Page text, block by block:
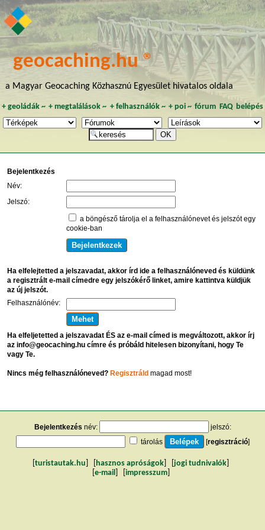
geocaching.hu ®
a Magyar Geocaching Közhasznú Egyesület hivatalos oldala
+ geoládák~ +megtalálások ~ + felhasználók~ + poi~ fórum FAQ belépés
Bejelentkezés
Név:
Jelszó:
a böngésző tárolja el a felhasználónevet és jelszót egy
cookie-ban
Ha elfelejtetted a jelszavadat, akkor írd ide a felhasználóneved és küldünk
a regisztrált e-mail címedre egy jelszókérő linket, amire kattintva küldjük
az új jelszót.
Felhasználónév:
Ha elfeljetetted a jelszavadat ÉS az e-mail címed is megváltozott, akkor írj
az info@geocaching.hu címre és próbáld hitelesen bizonyítani, hogy Te
vagy Te.
Nincs még felhasználóneved? Regisztráldmagad most!
Bejelentkezés név:
jelszó:
tárolás
[regisztráció]
turistautak.hu hasznos apróságok jogi tudnivalók
e-mail impresszum]